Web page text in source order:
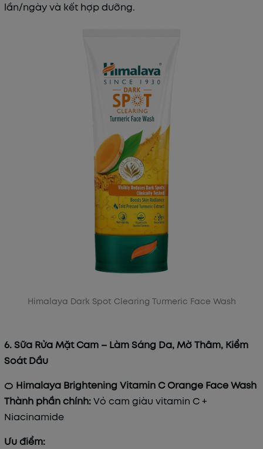
lần/ngày và kết hợp dưỡng.
Himalaya Dark Spot Clearing Turmeric Face Wash
6. Sữa Rửa Mặt Cam – Làm Sáng Da, Mờ Thâm, Kiểm
Soát Dầu
🍊 Himalaya Brightening Vitamin C Orange Face Wash
Thành phần chính:Vỏ cam giàu vitamin C +
Niacinamide
Ưu điểm: